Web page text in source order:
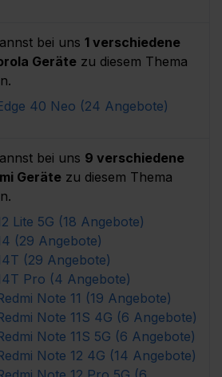
bei uns 1 verschiedene
Geräte zu diesem Thema
40 Neo (24 Angebote)
bei uns 9 verschiedene
Geräte zu diesem Thema
Lite 5G (18 Angebote)
(29 Angebote)
(29 Angebote)
Pro (4 Angebote)
Note 11 (19 Angebote)
Note 11S 5G (6 Angebote)